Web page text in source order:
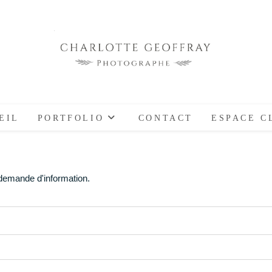
PORTFOLIO CONTACT ESPACE